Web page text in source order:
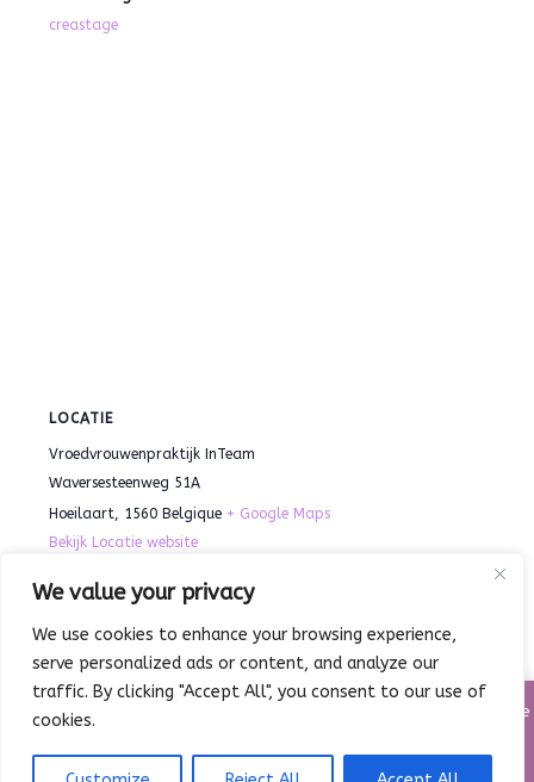
We value your privacy
We use cookies to enhance your browsing experience,
serve personalized ads or content, and analyze our
traffic. By clicking "Accept All", you consent to our use of
cookies.
Cre@teljee heeft het huisreglement aangepast. Voortaan moet de
zodat digitale fiscale fiches correct kunnen worden opgemaakt.
creastage
LOCATIE
Vroedvrouwenpraktijk InTeam
Waversesteenweg 51A
Hoeilaart, 1560 Belgique + Google Maps
Bekijk Locatie website
Zomerstage 4 – Het
Mini Kinusaiga Art –
volwassenenworkshop